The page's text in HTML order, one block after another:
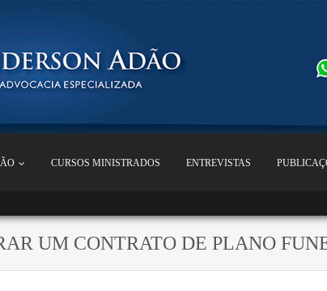
CURSOS MINISTRADOS ENTREVISTAS
UM CONTRATO DE PLANO